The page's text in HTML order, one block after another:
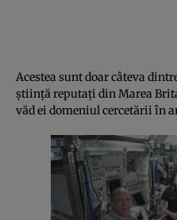
Acestea sunt doar câteva
știință reputați din Marea
văd ei domeniul cercetării în